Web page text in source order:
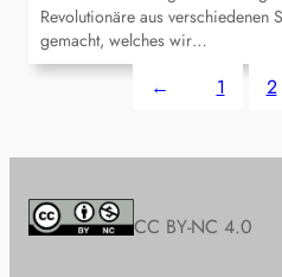
Revolutionäre aus verschiedenen
gemacht, welches wir…
← 1 2
CC BY-NC 4.0